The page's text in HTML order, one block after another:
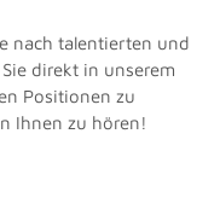
nach talentierten und
direkt in unserem
Positionen zu
Ihnen zu hören!